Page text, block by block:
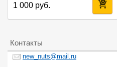
1 000 руб.
Контакты
new_nuts@mail.ru